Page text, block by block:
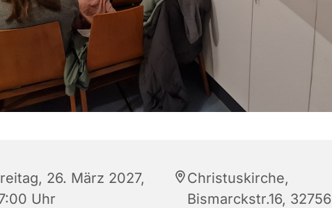
26. März 2027,
Uhr
Christuskirche,
Bismarckstr.16, 32756